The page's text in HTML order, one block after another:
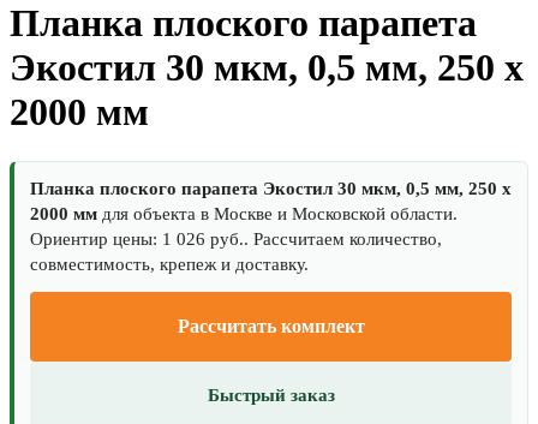
Планка плоского парапета
Экостил 30 мкм, 0,5 мм, 250 x
2000 мм
Планка плоского парапета Экостил 30 мкм, 0,5 мм, 250 x
2000 мм для объекта в Москве и Московской области.
Ориентир цены: 1 026 руб.. Рассчитаем количество,
совместимость, крепеж и доставку.
Рассчитать комплект
Быстрый заказ